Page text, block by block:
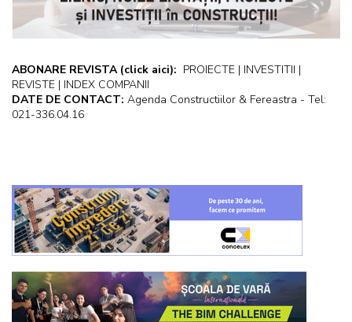
ABONARE REVISTA (click aici): PROIECTE | INVESTITII |
REVISTE | INDEX COMPANII
DATE DE CONTACT: Agenda Constructiilor & Fereastra - Tel:
021-336.04.16